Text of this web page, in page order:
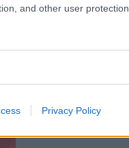
and other user protection.
Privacy Policy